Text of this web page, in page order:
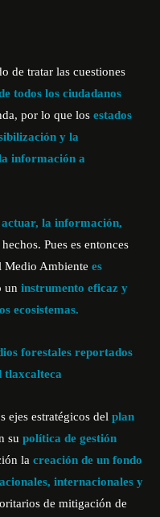
de tratar las cuestiones
todos los ciudadanos
por lo que los estados
y la
información a
la información,
Pues es entonces
Medio Ambiente es
un instrumento eficaz y
ecosistemas.
forestales reportados
tlaxcalteca
ejes estratégicos del plan
su política de gestión
la creación de un fondo
internacionales y
de mitigación de